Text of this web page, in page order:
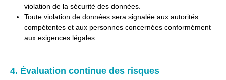
violation de la sécurité des données.
Toute violation de données sera signalée aux autorités
compétentes et aux personnes concernées conformément
aux exigences légales.
4. Évaluation continue des risques